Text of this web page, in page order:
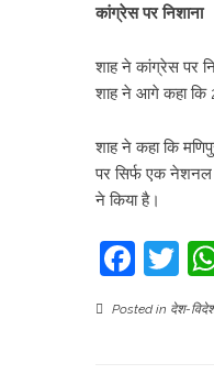
कांग्रेस पर निशाना
शाह ने कांग्रेस पर
शाह ने आगे कहा कि
शाह ने कहा कि
पर सिर्फ एक नेशनल
ने किया है।
Posted in देश-